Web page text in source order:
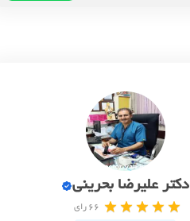
دکتر علیرضا بحرینی
66 رای